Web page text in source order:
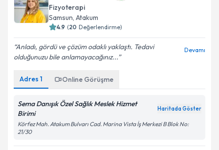
Kişisel verilerimin işlenmesine ilişkin
Aydınlatma
Metni'ni okudum ve kişisel verilerimin belirtilen
Fizyoterapi
Samsun, Atakum
4.9 (20 Değerlendirme)
Anladı, gördü ve çözüm odaklı yaklaştı. Tedavi
olduğunuzu bile anlamayacağınız...
Devamı
Adres 1 Online Görüşme
Sema Danışık Özel Sağlık Meslek Hizmet
Birimi
Haritada Göster
Körfez Mah. Atakum Bulvarı Cad. Marina Vista İş Merkezi B Blok No:
21/30